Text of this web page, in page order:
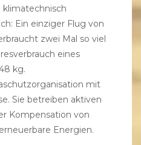
Ein einziger Flug von
zwei Mal so viel
eines
kg.
mit
Sie betreiben aktiven
Kompensation von
Energien.